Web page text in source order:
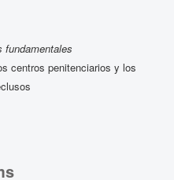
centros penitenciarios y los